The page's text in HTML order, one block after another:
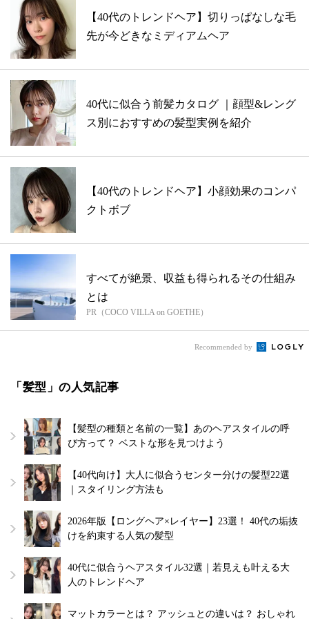
【40代のトレンドヘア】切りっぱなしな毛
先が今どきなミディアムヘア
40代に似合う前髪カタログ ｜顔型&レング
ス別におすすめの髪型実例を紹介
【40代のトレンドヘア】小顔効果のコンパ
クトボブ
すべてが絶景、収益も得られるその仕組み
とは
PR（COCO VILLA on GOETHE）
Recommended by
「髪型」の人気記事
【髪型の種類と名前の一覧】あのヘアスタイルの呼
び方って？ ベストな形を見つけよう
【40代向け】大人に似合うセンター分けの髪型22選
｜スタイリング方法も
2026年版【ロングヘア×レイヤー】23選！ 40代の垢抜
けを約束する人気の髪型
40代に似合うヘアスタイル32選｜若見えも叶える大
人のトレンドヘア
マットカラーとは？ アッシュとの違いは？ おしゃれ